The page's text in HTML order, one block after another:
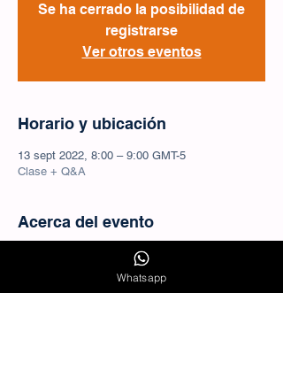
Se ha cerrado la posibilidad de
registrarse
Ver otros eventos
Horario y ubicación
13 sept 2022, 8:00 – 9:00 GMT-5
Clase + Q&A
Acerca del evento
Cuanto debo invertir en mis campañas de
marketing digital? Cuánto en Facebook y
cuánto en Google?. Estas preguntas son
Whatsapp